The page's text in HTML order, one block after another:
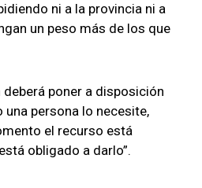
ni a la provincia ni a
un peso más de los que
deberá poner a disposición
una persona lo necesite,
el recurso está
obligado a darlo”.